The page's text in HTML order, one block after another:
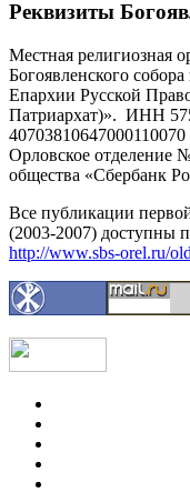
Реквизиты
Местная религиозная
Богоявленского
Епархии Русской
Патриархат)». ИНН
Орловское отделение
общества «Сбербанк
Все публикации
(2003-2007) доступны
http://www.sbs-orel.ru/